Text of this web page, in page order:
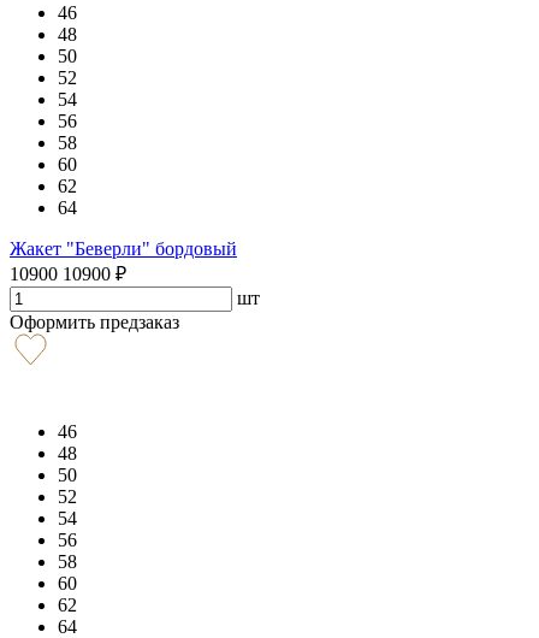
46
48
50
52
54
56
58
60
62
64
Жакет "Беверли" бордовый
10900 10900 ₽
шт
Оформить предзаказ
46
48
50
52
54
56
58
60
62
64